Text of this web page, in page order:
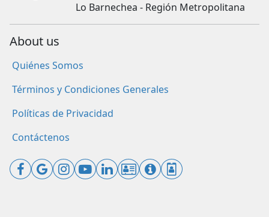
Lo Barnechea - Región Metropolitana
About us
Quiénes Somos
Términos y Condiciones Generales
Políticas de Privacidad
Contáctenos